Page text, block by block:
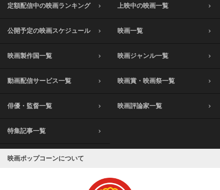
定額配信中の映画ランキング 上映中の映画一覧
公開予定の映画スケジュール 映画一覧
映画製作国一覧 映画ジャンル一覧
動画配信サービス一覧 映画賞・映画祭一覧
俳優・監督一覧 映画評論家一覧
特集記事一覧
映画ポップコーンについて